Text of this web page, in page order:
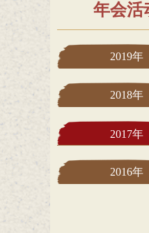
年会活
2019年
2018年
2017年
2016年